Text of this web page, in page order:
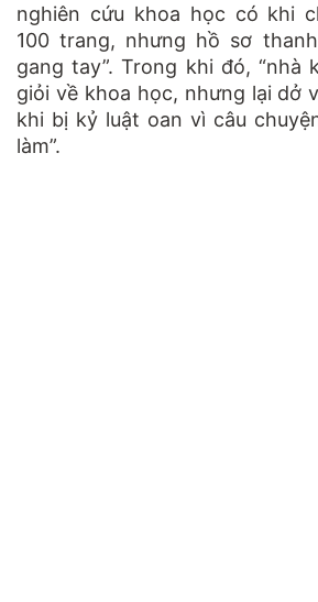
nghiên cứu khoa học có khi
100 trang, nhưng hồ sơ
gang tay”. Trong khi đó, “nhà
giỏi về khoa học, nhưng lại dở
khi bị kỷ luật oan vì câu
làm”.